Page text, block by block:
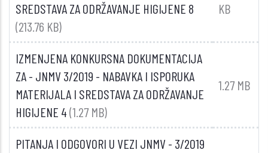
SREDSTAVA ZA ODRŽAVANJE HIGIJENE 8
(213.76 KB)
KB
IZMENJENA KONKURSNA DOKUMENTACIJA
ZA - JNMV 3/2019 - NABAVKA I ISPORUKA
MATERIJALA I SREDSTAVA ZA ODRŽAVANJE
HIGIJENE 4(1.27 MB)
1.27 MB
PITANJA I ODGOVORI U VEZI JNMV - 3/2019